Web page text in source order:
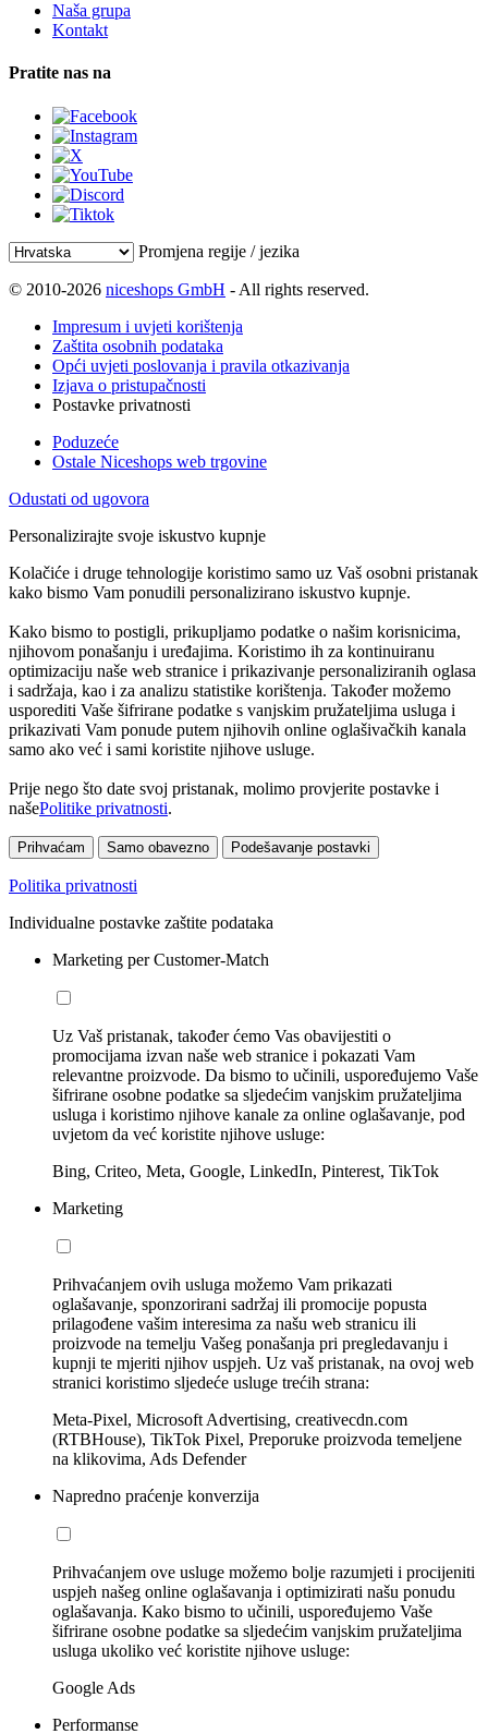
Naša grupa
Kontakt
Pratite nas na
Promjena regije / jezika
© 2010-2026 niceshops GmbH - All rights reserved.
Impresum i uvjeti korištenja
Zaštita osobnih podataka
Opći uvjeti poslovanja i pravila otkazivanja
Izjava o pristupačnosti
Postavke privatnosti
Poduzeće
Ostale Niceshops web trgovine
Odustati od ugovora
Personalizirajte svoje iskustvo kupnje
Kolačiće i druge tehnologije koristimo samo uz Vaš osobni pristanak
kako bismo Vam ponudili personalizirano iskustvo kupnje.
Kako bismo to postigli, prikupljamo podatke o našim korisnicima,
njihovom ponašanju i uređajima. Koristimo ih za kontinuiranu
optimizaciju naše web stranice i prikazivanje personaliziranih oglasa
i sadržaja, kao i za analizu statistike korištenja. Također možemo
usporediti Vaše šifrirane podatke s vanjskim pružateljima usluga i
prikazivati Vam ponude putem njihovih online oglašivačkih kanala
samo ako već i sami koristite njihove usluge.
Prije nego što date svoj pristanak, molimo provjerite postavke i
našePolitike privatnosti.
Prihvaćam Samo obavezno Podešavanje postavki
Politika privatnosti
Individualne postavke zaštite podataka
Marketing per Customer-Match
Uz Vaš pristanak, također ćemo Vas obavijestiti o
promocijama izvan naše web stranice i pokazati Vam
relevantne proizvode. Da bismo to učinili, uspoređujemo Vaše
šifrirane osobne podatke sa sljedećim vanjskim pružateljima
usluga i koristimo njihove kanale za online oglašavanje, pod
uvjetom da već koristite njihove usluge:
Bing, Criteo, Meta, Google, LinkedIn, Pinterest, TikTok
Marketing
Prihvaćanjem ovih usluga možemo Vam prikazati
oglašavanje, sponzorirani sadržaj ili promocije popusta
prilagođene vašim interesima za našu web stranicu ili
proizvode na temelju Vašeg ponašanja pri pregledavanju i
kupnji te mjeriti njihov uspjeh. Uz vaš pristanak, na ovoj web
stranici koristimo sljedeće usluge trećih strana:
Meta-Pixel, Microsoft Advertising, creativecdn.com
(RTBHouse), TikTok Pixel, Preporuke proizvoda temeljene
na klikovima, Ads Defender
Napredno praćenje konverzija
Prihvaćanjem ove usluge možemo bolje razumjeti i procijeniti
uspjeh našeg online oglašavanja i optimizirati našu ponudu
oglašavanja. Kako bismo to učinili, uspoređujemo Vaše
šifrirane osobne podatke sa sljedećim vanjskim pružateljima
usluga ukoliko već koristite njihove usluge:
Google Ads
Performanse